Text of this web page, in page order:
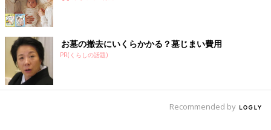
お墓の撤去にいくらかかる？墓じまい費用
PR(くらしの話題)
Recommended by